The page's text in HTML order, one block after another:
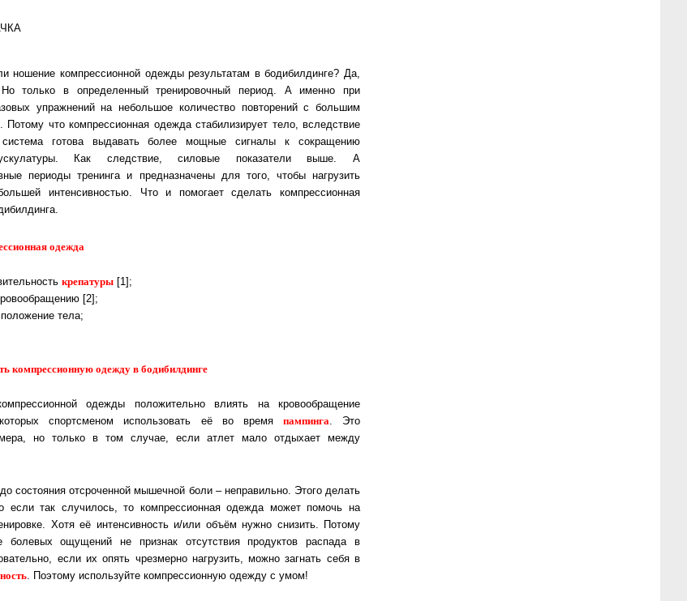
ношение компрессионной одежды результатам в бодибилдинге? Да,
Но только в определенный тренировочный период. А именно при
упражнений на небольшое количество повторений с большим
Потому что компрессионная одежда стабилизирует тело, вследствие
система готова выдавать более мощные сигналы к сокращению
Как следствие, силовые показатели выше. А
периоды тренинга и предназначены для того, чтобы нагрузить
интенсивностью. Что и помогает сделать компрессионная
одежда
крепатуры [1];
[2];
тела;
компрессионную одежду в бодибилдинге
одежды положительно влиять на кровообращение
спортсменом использовать её во время пампинга. Это
но только в том случае, если атлет мало отдыхает между
состояния отсроченной мышечной боли ‒ неправильно. Этого делать
если так случилось, то компрессионная одежда может помочь на
Хотя её интенсивность и/или объём нужно снизить. Потому
болевых ощущений не признак отсутствия продуктов распада в
если их опять чрезмерно нагрузить, можно загнать себя в
. Поэтому используйте компрессионную одежду с умом!